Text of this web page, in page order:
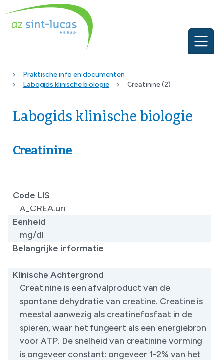
Praktische info en documenten
Labogids klinische biologie
Creatinine (2)
Labogids klinische biologie
Creatinine
Code LIS
A_CREA.uri
Eenheid
mg/dl
Belangrijke informatie
Klinische Achtergrond
Creatinine is een afvalproduct van de
spontane dehydratie van creatine. Creatine is
meestal aanwezig als creatinefosfaat in de
spieren, waar het fungeert als een energiebron
voor ATP. De snelheid van creatinine vorming
is ongeveer constant: ongeveer 1-2% van het